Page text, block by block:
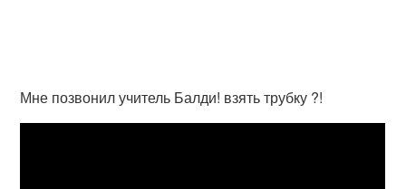
Мне позвонил учитель Балди! взять трубку ?!